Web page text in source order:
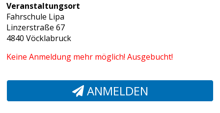
Veranstaltungsort
Fahrschule Lipa
Linzerstraße 67
4840 Vöcklabruck
Keine Anmeldung mehr möglich! Ausgebucht!
ANMELDEN